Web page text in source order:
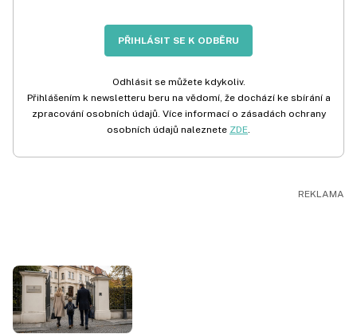
PŘIHLÁSIT SE K ODBĚRU
Odhlásit se můžete kdykoliv.
Přihlášením k newsletteru beru na vědomí, že dochází ke sbírání a
zpracování osobních údajů. Více informací o zásadách ochrany
osobních údajů naleznete ZDE.